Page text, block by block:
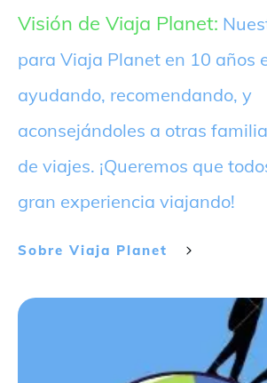
Visión de Viaja Planet:
para Viaja Planet en 10 años
ayudando, recomendando, y
aconsejándoles a otras
de viajes. ¡Queremos que
gran experiencia viajando!
Sobre Viaja Planet